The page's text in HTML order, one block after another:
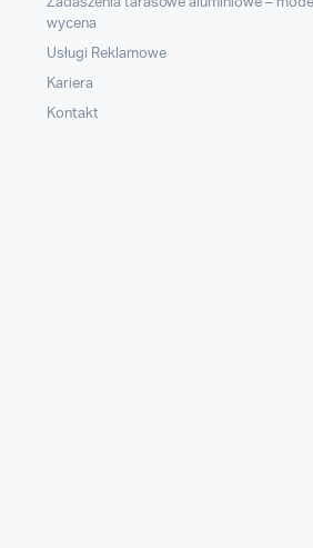
wycena
Usługi Reklamowe
Kariera
Kontakt